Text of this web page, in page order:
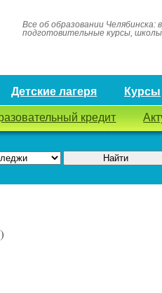
Все об образовании
подготовительные курсы,
Детские лагеря Курсы
кредит